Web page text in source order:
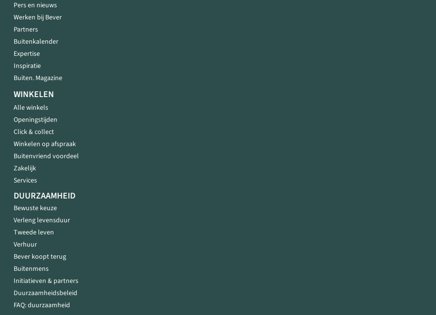
Pers en nieuws
Werken bij Bever
Partners
Buitenkalender
Expertise
Inspiratie
Buiten. Magazine
WINKELEN
Alle winkels
Openingstijden
Click & collect
Winkelen op afspraak
Buitenvriend voordeel
Zakelijk
Services
DUURZAAMHEID
Bewuste keuze
Verleng levensduur
Tweede leven
Verhuur
Bever koopt terug
Buitenmens
Initiatieven & partners
Duurzaamheidsbeleid
FAQ: duurzaamheid